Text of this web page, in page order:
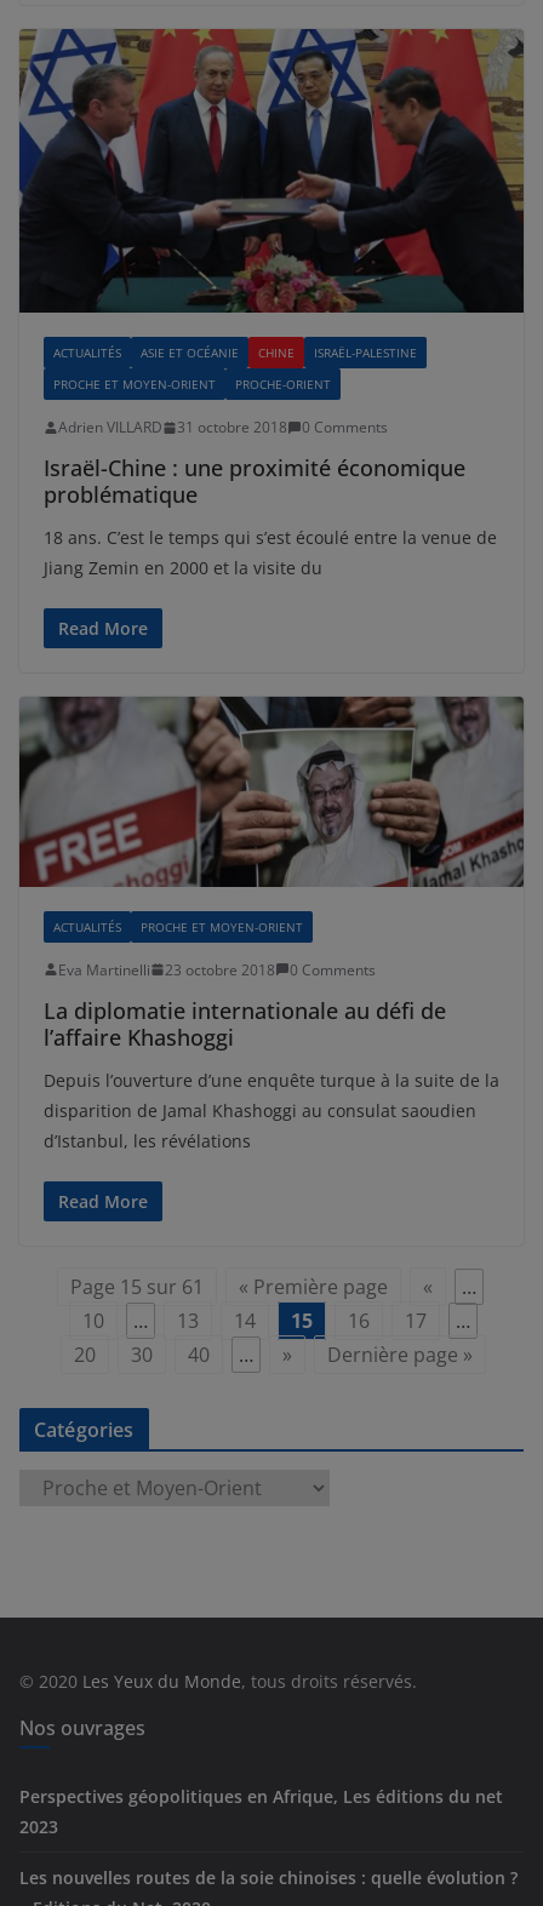
ACTUALITÉS ASIE ET OCÉANIE CHINE
ISRAËL-PALESTINE
PROCHE ET MOYEN-ORIENT
PROCHE-ORIENT
Adrien VILLARD 31 octobre 2018 0 Comments
Israël-Chine : une proximité économique
problématique
18 ans. C’est le temps qui s’est écoulé entre la venue de
Jiang Zemin en 2000 et la visite du
Read More
ACTUALITÉS PROCHE ET MOYEN-ORIENT
Eva Martinelli 23 octobre 2018 0 Comments
La diplomatie internationale au défi de
l’affaire Khashoggi
Depuis l’ouverture d’une enquête turque à la suite de la
disparition de Jamal Khashoggi au consulat saoudien
d’Istanbul, les révélations
Read More
Page 15 sur 61 « Première page «
…
10
… 13 14 15 16 17
…
20
30 40 … » Dernière page »
Catégories
e
s
© 2020 Les Yeux du Monde, tous droits réservés.
Nos ouvrages
Perspectives géopolitiques en Afrique, Les éditions du net
2023
Les nouvelles routes de la soie chinoises : quelle évolution ?